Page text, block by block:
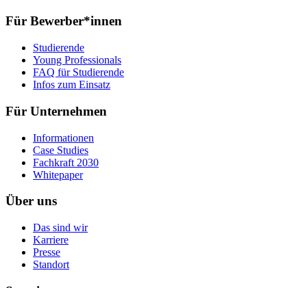
Für Bewerber*innen
Studierende
Young Professionals
FAQ für Studierende
Infos zum Einsatz
Für Unternehmen
Informationen
Case Studies
Fachkraft 2030
Whitepaper
Über uns
Das sind wir
Karriere
Presse
Standort